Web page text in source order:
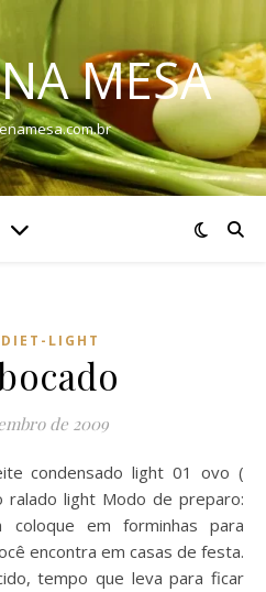
MESA
DIET-LIGHT
de 2009
light Modo de preparo:
em forminhas para
encontra em casas de festa.
tempo que leva para ficar